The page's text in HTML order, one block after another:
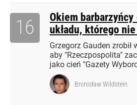
Okiem
układu, którego
Grzegorz Gauden zrobił
aby "Rzeczpospolita"
jako cień "Gazety
16
Bronisław Wildstein